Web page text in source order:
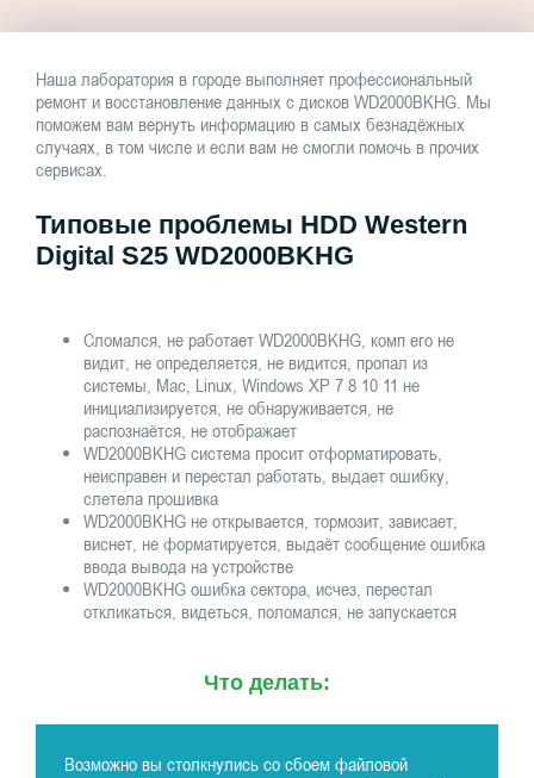
Наша лаборатория в городе выполняет профессиональный
ремонт и восстановление данных с дисков WD2000BKHG. Мы
поможем вам вернуть информацию в самых безнадёжных
случаях, в том числе и если вам не смогли помочь в прочих
сервисах.
Типовые проблемы HDD Western
Digital S25 WD2000BKHG
Сломался, не работает WD2000BKHG, комп его не
видит, не определяется, не видится, пропал из
системы, Mac, Linux, Windows XP 7 8 10 11 не
инициализируется, не обнаруживается, не
распознаётся, не отображает
WD2000BKHG система просит отформатировать,
неисправен и перестал работать, выдает ошибку,
слетела прошивка
WD2000BKHG не открывается, тормозит, зависает,
виснет, не форматируется, выдаёт сообщение ошибка
ввода вывода на устройстве
WD2000BKHG ошибка сектора, исчез, перестал
откликаться, видеться, поломался, не запускается
Что делать:
Возможно вы столкнулись со сбоем файловой